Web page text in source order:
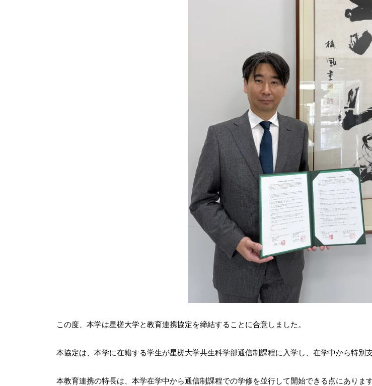
この度、本学は星槎大学と教育連携協定を締結することに合意しました。
本協定は、本学に在籍する学生が星槎大学共生科学部通信制課程に入学し、在学中から特別
本教育連携の特長は、本学在学中から通信制課程での学修を並行して開始できる点にあり